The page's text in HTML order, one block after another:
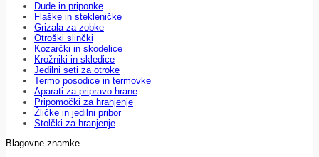
Dude in priponke
Flaške in stekleničke
Grizala za zobke
Otroški slinčki
Kozarčki in skodelice
Krožniki in skledice
Jedilni seti za otroke
Termo posodice in termovke
Aparati za pripravo hrane
Pripomočki za hranjenje
Žličke in jedilni pribor
Stolčki za hranjenje
Blagovne znamke